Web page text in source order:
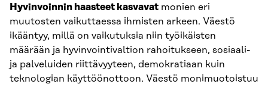
Hyvinvoinnin haasteet kasvavat monien eri
muutosten vaikuttaessa ihmisten arkeen. Väestö
ikääntyy, millä on vaikutuksia niin työikäisten
määrään ja hyvinvointivaltion rahoitukseen, sosiaali-
ja palveluiden riittävyyteen, demokratiaan kuin
teknologian käyttöönottoon. Väestö monimuotoistuu